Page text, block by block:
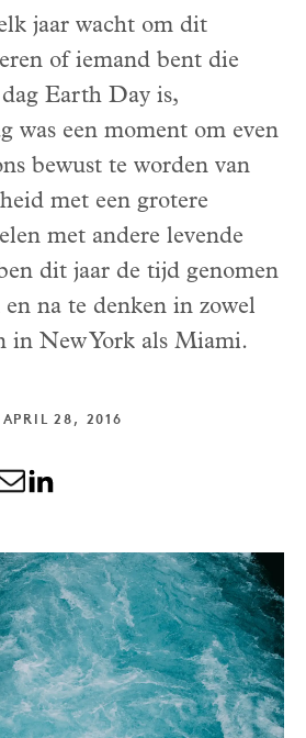
jaar wacht om dit
of iemand bent die
Earth Day is,
was een moment om even
bewust te worden van
met een grotere
met andere levende
dit jaar de tijd genomen
na te denken in zowel
in New York als Miami.
APRIL 28, 2016